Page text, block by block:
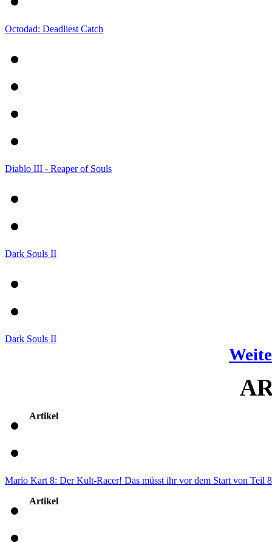
Octodad: Deadliest Catch
Diablo III - Reaper of Souls
Dark Souls II
Dark Souls II
Artikel
Mario Kart 8: Der Kult-Racer! Das müsst ihr vor dem Start von Teil
Artikel